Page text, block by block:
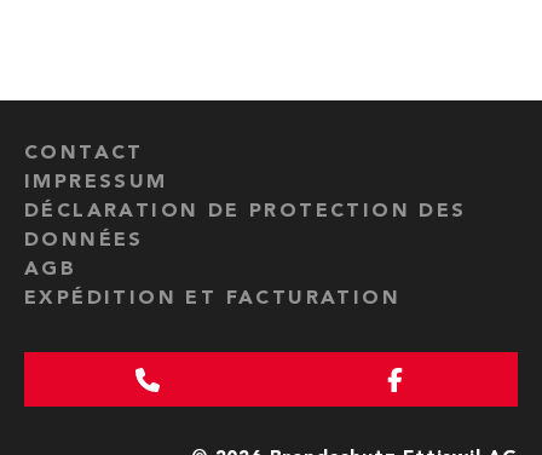
CONTACT
IMPRESSUM
DÉCLARATION DE PROTECTION DES
DONNÉES
AGB
EXPÉDITION ET FACTURATION